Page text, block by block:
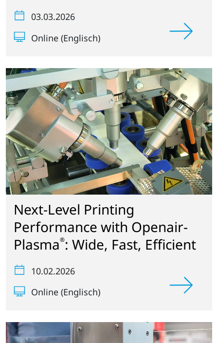
03.03.2026
Online (Englisch)
Next-Level Printing
Performance with Openair-
Plasma®: Wide, Fast, Efficient
10.02.2026
Online (Englisch)